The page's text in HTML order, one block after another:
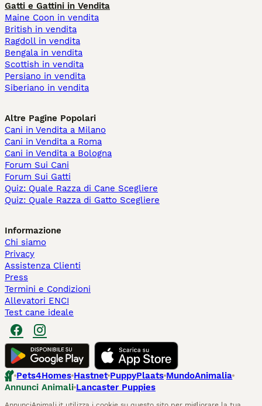
Gatti e Gattini in Vendita
Maine Coon in vendita
British in vendita
Ragdoll in vendita
Bengala in vendita
Scottish in vendita
Persiano in vendita
Siberiano in vendita
Altre Pagine Popolari
Cani in Vendita a Milano
Cani in Vendita a Roma
Cani in Vendita a Bologna
Forum Sui Cani
Forum Sui Gatti
Quiz: Quale Razza di Cane Scegliere
Quiz: Quale Razza di Gatto Scegliere
Informazione
Chi siamo
Privacy
Assistenza Clienti
Press
Termini e Condizioni
Allevatori ENCI
Test cane ideale
Pets4Homes Hastnet PuppyPlaats MundoAnimalia
Annunci Animali Lancaster Puppies